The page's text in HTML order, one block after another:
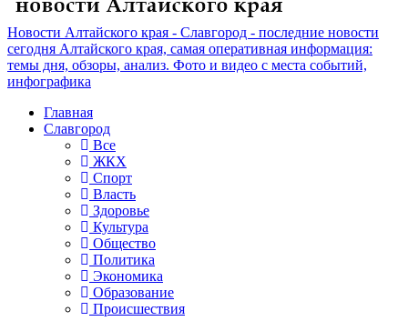
Новости Алтайского края - Славгород - последние новости
сегодня Алтайского края, самая оперативная информация:
темы дня, обзоры, анализ. Фото и видео с места событий,
инфографика
Главная
Славгород
Все
ЖКХ
Спорт
Власть
Здоровье
Культура
Общество
Политика
Экономика
Образование
Происшествия